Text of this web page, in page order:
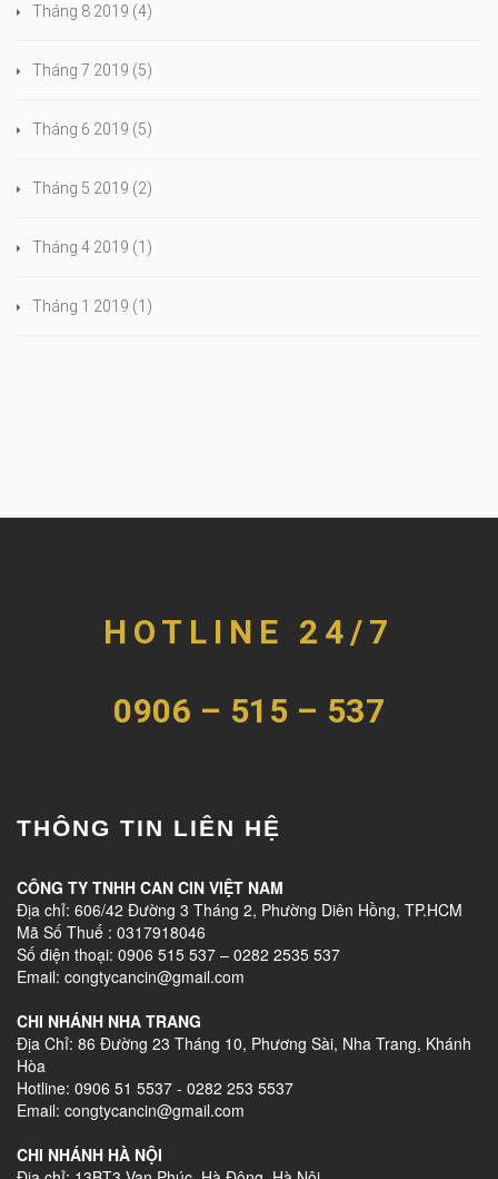
Tháng 8 2019 (4)
Tháng 7 2019 (5)
Tháng 6 2019 (5)
Tháng 5 2019 (2)
Tháng 4 2019 (1)
Tháng 1 2019 (1)
HOTLINE 24/7
0906 – 515 – 537
THÔNG TIN LIÊN HỆ
CÔNG TY TNHH CAN CIN VIỆT NAM
Địa chỉ: 606/42 Đường 3 Tháng 2, Phường Diên Hồng, TP.HCM
Mã Số Thuế : 0317918046
Số điện thoại: 0906 515 537 – 0282 2535 537
Email: congtycancin@gmail.com
CHI NHÁNH NHA TRANG
Địa Chỉ: 86 Đường 23 Tháng 10, Phương Sài, Nha Trang, Khánh
Hòa
Hotline: 0906 51 5537 - 0282 253 5537
Email: congtycancin@gmail.com
CHI NHÁNH HÀ NỘI